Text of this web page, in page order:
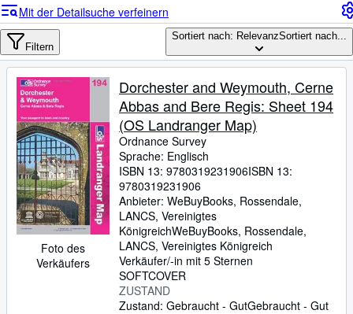
Sammlungen
Antiquarische Bücher
Kunst & Sammlerstücke
Verkäufer
Verkäufer werden
Hilfe
SCHLIESSEN
Mit der Detailsuche verfeinern
Filtern
Sortiert nach: RelevanzSortiert nach...
Foto des
Verkäufers
Dorchester and Weymouth, Cerne
Abbas and Bere Regis: Sheet 194
(OS Landranger Map)
Ordnance Survey
Sprache: Englisch
ISBN 13: 9780319231906ISBN 13:
9780319231906
Anbieter: WeBuyBooks, Rossendale,
LANCS, Vereinigtes
KönigreichWeBuyBooks, Rossendale,
LANCS, Vereinigtes Königreich
Verkäufer/-in mit 5 Sternen
SOFTCOVER
ZUSTAND
Zustand: Gebraucht - GutGebraucht - Gut